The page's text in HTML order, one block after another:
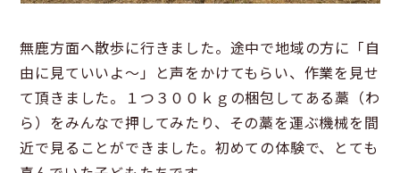
無鹿方面へ散歩に行きました。途中で地域の方に「自
由に見ていいよ～」と声をかけてもらい、作業を見せ
て頂きました。１つ３００ｋｇの梱包してある藁（わ
ら）をみんなで押してみたり、その藁を運ぶ機械を間
近で見ることができました。初めての体験で、とても